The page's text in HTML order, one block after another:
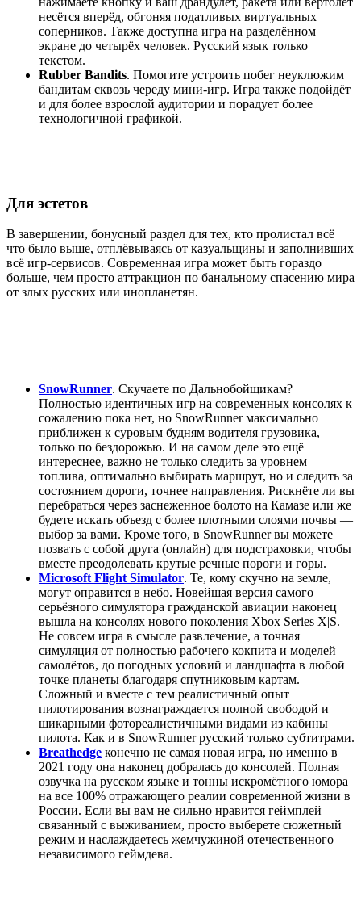
несётся вперёд, обгоняя податливых виртуальных
соперников. Также доступна игра на разделённом
экране до четырёх человек. Русский язык только
текстом.
Rubber Bandits. Помогите устроить побег неуклюжим
бандитам сквозь череду мини-игр. Игра также подойдёт
и для более взрослой аудитории и порадует более
технологичной графикой.
Для эстетов
В завершении, бонусный раздел для тех, кто пролистал всё
что было выше, отплёвываясь от казуальщины и заполнивших
всё игр-сервисов. Современная игра может быть гораздо
больше, чем просто аттракцион по банальному спасению мира
от злых русских или инопланетян.
SnowRunner. Скучаете по Дальнобойщикам?
Полностью идентичных игр на современных консолях к
сожалению пока нет, но SnowRunner максимально
приближен к суровым будням водителя грузовика,
только по бездорожью. И на самом деле это ещё
интереснее, важно не только следить за уровнем
топлива, оптимально выбирать маршрут, но и следить за
состоянием дороги, точнее направления. Рискнёте ли вы
перебраться через заснеженное болото на Камазе или же
будете искать объезд с более плотными слоями почвы —
выбор за вами. Кроме того, в SnowRunner вы можете
позвать с собой друга (онлайн) для подстраховки, чтобы
вместе преодолевать крутые речные пороги и горы.
Microsoft Flight Simulator. Те, кому скучно на земле,
могут оправится в небо. Новейшая версия самого
серьёзного симулятора гражданской авиации наконец
вышла на консолях нового поколения Xbox Series X|S.
Не совсем игра в смысле развлечение, а точная
симуляция от полностью рабочего кокпита и моделей
самолётов, до погодных условий и ландшафта в любой
точке планеты благодаря спутниковым картам.
Сложный и вместе с тем реалистичный опыт
пилотирования вознаграждается полной свободой и
шикарными фотореалистичными видами из кабины
пилота. Как и в SnowRunner русский только субтитрами.
Breathedge конечно не самая новая игра, но именно в
2021 году она наконец добралась до консолей. Полная
озвучка на русском языке и тонны искромётного юмора
на все 100% отражающего реалии современной жизни в
России. Если вы вам не сильно нравится геймплей
связанный с выживанием, просто выберете сюжетный
режим и наслаждаетесь жемчужиной отечественного
независимого геймдева.